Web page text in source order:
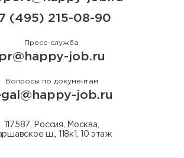
(495) 215-08-90
Пресс-служба
pr@happy-job.ru
Вопросы по документам
job.ru
117587, Россия, Москва,
ш., 118к1, 10 этаж